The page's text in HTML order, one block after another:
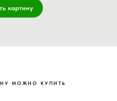
картину
МОЖНО КУПИТЬ